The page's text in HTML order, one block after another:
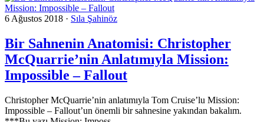
6 Ağustos 2018 · Sıla Şahinöz
Bir Sahnenin Anatomisi: Christopher
McQuarrie’nin Anlatımıyla Mission:
Impossible – Fallout
Christopher McQuarrie’nin anlatımıyla Tom Cruise’lu Mission:
Impossible – Fallout’un önemli bir sahnesine yakından bakalım.